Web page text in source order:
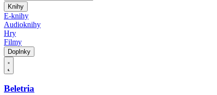
Knihy
E-knihy
Audioknihy
Hry
Filmy
Doplnky
Beletria